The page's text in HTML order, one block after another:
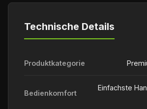
Technische Details
Produktkategorie
Bedienkomfort
Einfachste